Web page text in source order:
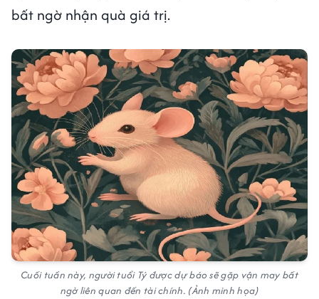
bất ngờ nhận quà giá trị.
Cuối tuần này, người tuổi Tý được dự báo sẽ gặp vận may bất
ngờ liên quan đến tài chính. (Ảnh minh họa)